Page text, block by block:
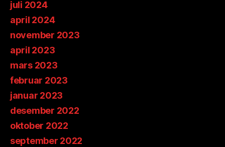
juli 2024
april 2024
november 2023
april 2023
mars 2023
februar 2023
januar 2023
desember 2022
oktober 2022
september 2022